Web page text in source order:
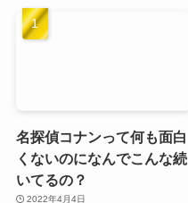
名探偵コナンって何も面白
くないのになんでこんな続
いてるの？
2022年4月4日